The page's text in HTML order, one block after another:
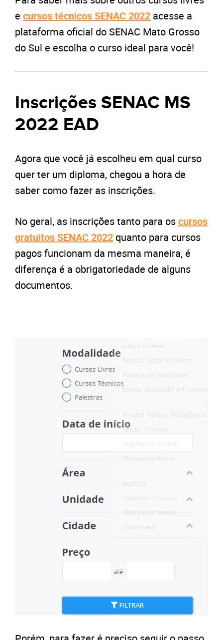
e cursos técnicos SENAC 2022 acesse a
plataforma oficial do SENAC Mato Grosso
do Sul e escolha o curso ideal para você!
Inscrições SENAC MS
2022 EAD
Agora que você já escolheu em qual curso
quer ter um diploma, chegou a hora de
saber como fazer as inscrições.
No geral, as inscrições tanto para oscursos
gratuitos SENAC 2022 quanto para cursos
pagos funcionam da mesma maneira, é
diferença é a obrigatoriedade de alguns
documentos.